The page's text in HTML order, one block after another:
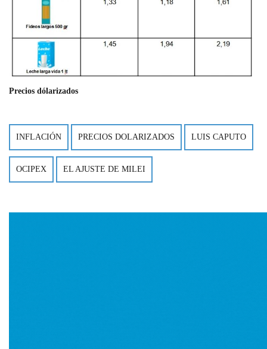
Precios dólarizados
INFLACIÓN PRECIOS DOLARIZADOS LUIS CAPUTO
OCIPEX EL AJUSTE DE MILEI